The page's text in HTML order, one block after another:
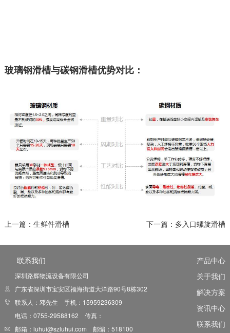
玻璃钢滑槽与碳钢滑槽优势对比：
上一篇： 生鲜件滑槽 下一篇： 多入口螺旋滑槽
联系我们
深圳路辉物流设备有限公司
广东省深圳市宝安区福海街道大洋路90号8栋302
联系人：邓先生 手机：15959236309
电话：0755-29588162 传真：
邮箱：luhui@szluhui.com 邮编：518100
产品中心
关于我们
解决方案
资讯中心
联系我们